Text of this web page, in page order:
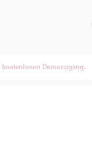
kostenlosen Demozugang.